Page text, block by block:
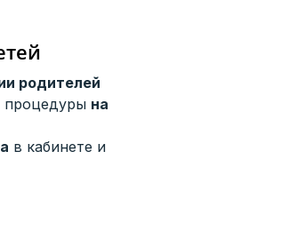
родителей
процедуры на
в кабинете и